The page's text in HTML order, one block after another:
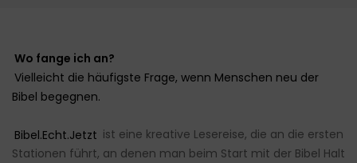
Wo fange ich an?
Vielleicht die häufigste Frage, wenn Menschen neu der
Bibel begegnen.
Bibel.Echt.Jetzt ist eine kreative Lesereise, die an die ersten
Stationen führt, an denen man beim Start mit der Bibel Halt